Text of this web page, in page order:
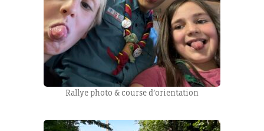
Rallye photo & course d’orientation